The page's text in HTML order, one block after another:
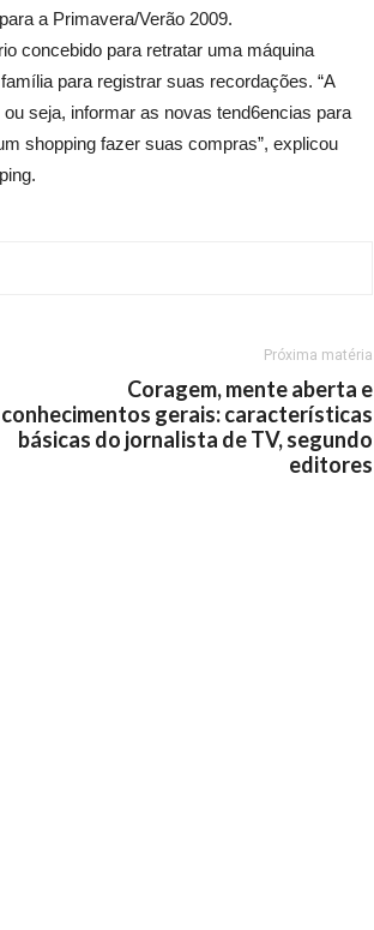
a Primavera/Verão 2009.
concebido para retratar uma máquina
para registrar suas recordações. “A
seja, informar as novas tend6encias para
shopping fazer suas compras”, explicou
Próxima matéria
Coragem, mente aberta e
conhecimentos gerais: características
básicas do jornalista de TV, segundo
editores